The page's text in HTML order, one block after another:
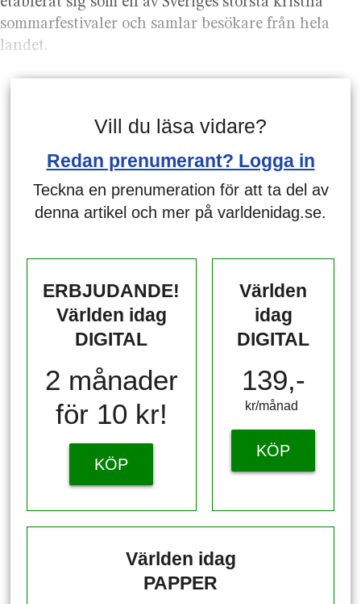
sommar­festivaler och samlar besökare från hela
landet.
Vill du läsa vidare?
Redan prenumerant? Logga in
Teckna en prenumeration för att ta del av
denna artikel och mer på varldenidag.se.
ERBJUDANDE!
Världen idag
DIGITAL
2 månader
för 10 kr!
KÖP
Världen
idag
DIGITAL
139,-
kr/månad ​​​​​​
KÖP
Världen idag
PAPPER